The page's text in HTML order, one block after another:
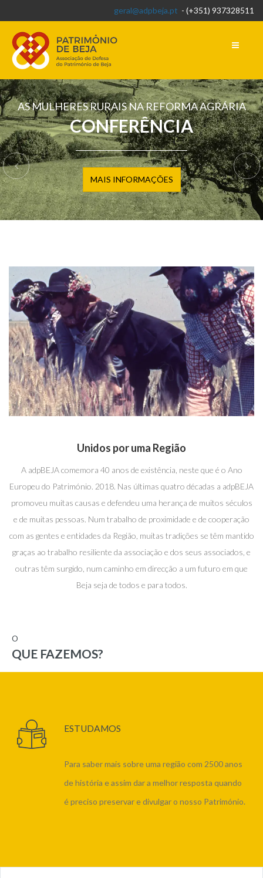
geral@adpbeja.pt - (+351) 937328511
AS MULHERES RURAIS NA REFORMA AGRÁRIA
CONFERÊNCIA
MAIS INFORMAÇÕES
Unidos por uma Região
A adpBEJA comemora 40 anos de existência, neste que é o Ano
Europeu do Património. 2018. Nas últimas quatro décadas a adpBEJA
promoveu muitas causas e defendeu uma herança de muitos séculos
e de muitas pessoas. Num trabalho de proximidade e de cooperação
com as gentes e entidades da Região, muitas tradições se têm mantido
graças ao trabalho resiliente da associação e dos seus associados, e
outras têm surgido, num caminho em direcção a um futuro em que
Beja seja de todos e para todos.
O
QUE FAZEMOS?
ESTUDAMOS
Para saber mais sobre uma região com 2500 anos
de história e assim dar a melhor resposta quando
é preciso preservar e divulgar o nosso Património.